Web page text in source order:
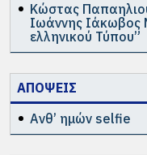
Κώστας
Ιωάννης Ιάκωβος
ελληνικού Τύπου”
ΑΠΟΨΕΙΣ
Ανθ’ ημών selfie